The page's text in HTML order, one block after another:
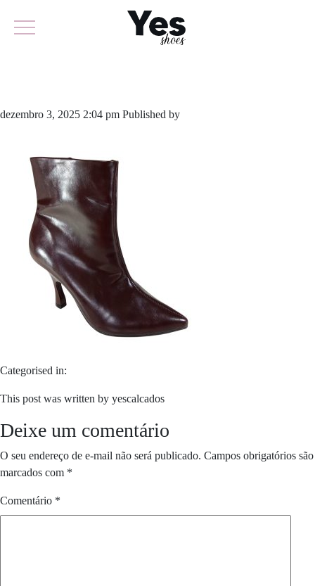
dezembro 3, 2025 2:04 pm Published by
Categorised in:
This post was written by yescalcados
Deixe um comentário
O seu endereço de e-mail não será publicado. Campos obrigatórios são
marcados com *
Comentário *